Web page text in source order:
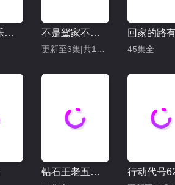
星期五俱乐部17：善良赢得人心 不是鸳家不聚头
45集全
钻石王老五的艰难爱情 行动代号